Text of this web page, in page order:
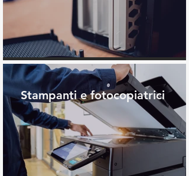
Stampanti e fotocopiatrici